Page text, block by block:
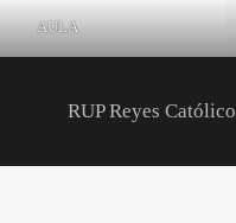
AULA
RUP Reyes